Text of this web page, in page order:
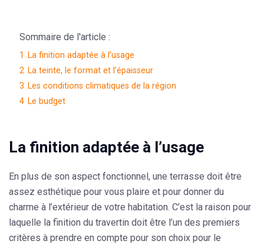
Sommaire de l'article :
1
La finition adaptée à l’usage
2 La teinte, le format et l’épaisseur
3 Les conditions climatiques de la région
4 Le budget
La finition adaptée à l’usage
En plus de son aspect fonctionnel, une terrasse doit être
assez esthétique pour vous plaire et pour donner du
charme à l’extérieur de votre habitation. C’est la raison pour
laquelle la finition du travertin doit être l’un des premiers
critères à prendre en compte pour son choix pour le